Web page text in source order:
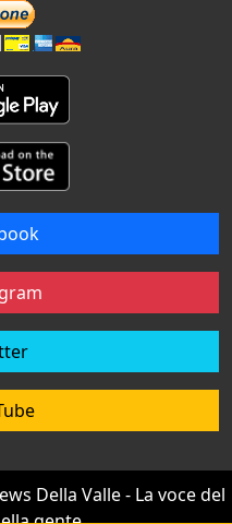
Della Valle - La voce del